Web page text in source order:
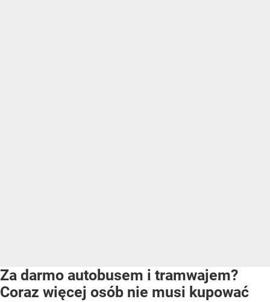
Za darmo autobusem i tramwajem?
Coraz więcej osób nie musi kupować